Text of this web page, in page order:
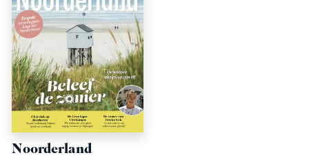
Noorderland